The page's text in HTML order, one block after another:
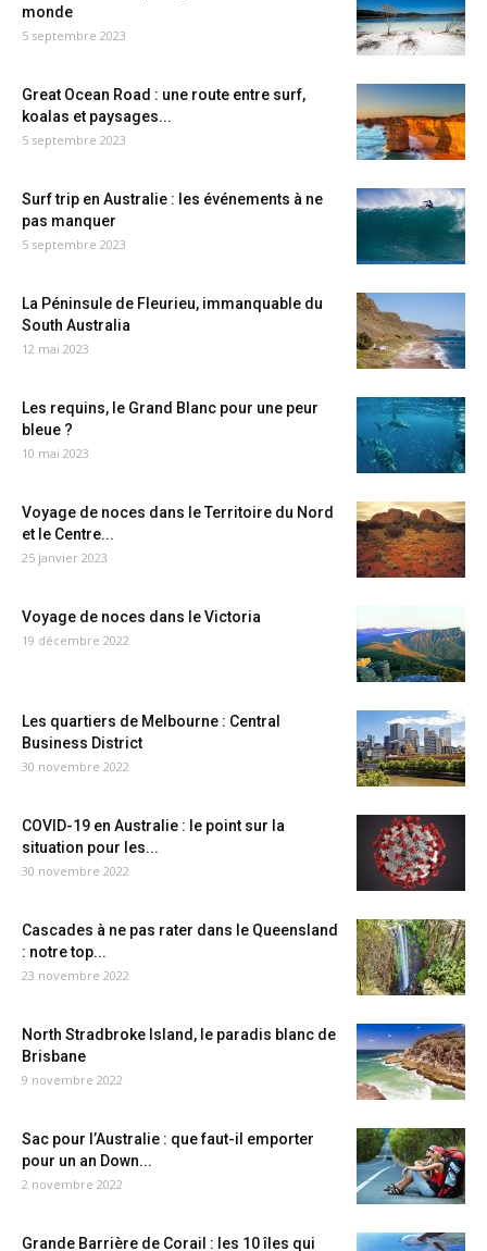
monde
5 septembre 2023
Great Ocean Road : une route entre surf,
koalas et paysages...
5 septembre 2023
Surf trip en Australie : les événements à ne
pas manquer
5 septembre 2023
La Péninsule de Fleurieu, immanquable du
South Australia
12 mai 2023
Les requins, le Grand Blanc pour une peur
bleue ?
10 mai 2023
Voyage de noces dans le Territoire du Nord
et le Centre...
25 janvier 2023
Voyage de noces dans le Victoria
19 décembre 2022
Les quartiers de Melbourne : Central
Business District
30 novembre 2022
COVID-19 en Australie : le point sur la
situation pour les...
30 novembre 2022
Cascades à ne pas rater dans le Queensland
: notre top...
23 novembre 2022
North Stradbroke Island, le paradis blanc de
Brisbane
9 novembre 2022
Sac pour l’Australie : que faut-il emporter
pour un an Down...
2 novembre 2022
Grande Barrière de Corail : les 10 îles qui